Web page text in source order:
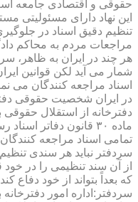
حقوقی و اقتصادی جامعه
این نهاد دارای مسئولیتی
تنظیم دقیق اسناد در
مراجعات مردم به محاکم
هر چند در ایران به ظاهر،
شمار می آید لکن قوانین
اسناد مراجعه کنندگان می
در ایران شخصیت حقوقی
دفترخانه از استقلال
ماده ۳۰ قانون دفاتر
تمامی اسناد مراجعه
سردفتر نباید هر سندی
از آن سند تنظیمی را در
که بعداً بتواند از خود دفاع
سردفتر:اداره امور